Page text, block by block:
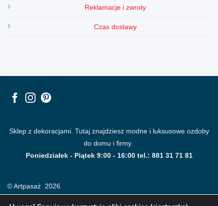
Reklamacje i zwroty
Czas dostawy
Sklep z dekoracjami. Tutaj znajdziesz modne i luksusowe ozdoby
do domu i firmy.
Poniedziałek - Piątek 9:00 - 16:00 tel.: 881 31 71 81
© Artpasaż 2026